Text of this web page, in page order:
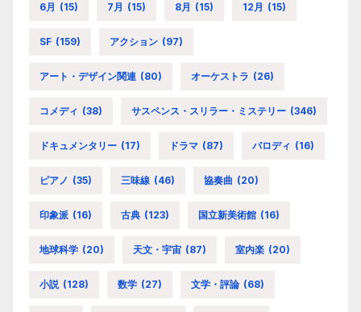
6月 (15) 7月 (15) 8月 (15) 12月 (15)
SF (159) アクション (97)
アート・デザイン関連 (80) オーケストラ (26)
コメディ (38) サスペンス・スリラー・ミステリー (346)
ドキュメンタリー (17) ドラマ (87) パロディ (16)
ピアノ (35) 三味線 (46) 協奏曲 (20)
印象派 (16) 古典 (123) 国立新美術館 (16)
地球科学 (20) 天文・宇宙 (87) 室内楽 (20)
小説 (128) 数学 (27) 文学・評論 (68)